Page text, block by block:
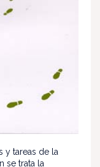
y tareas de la
se trata la